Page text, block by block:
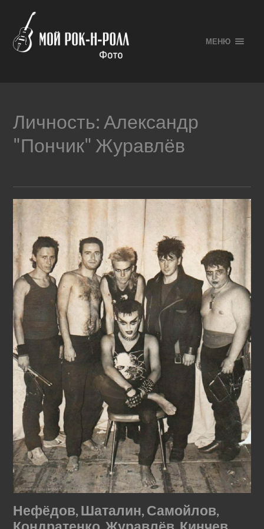
МЕНЮ
Личность:Александр
"Пончик" Журавлёв
Нефёдов, Шаталин, Самойлов,